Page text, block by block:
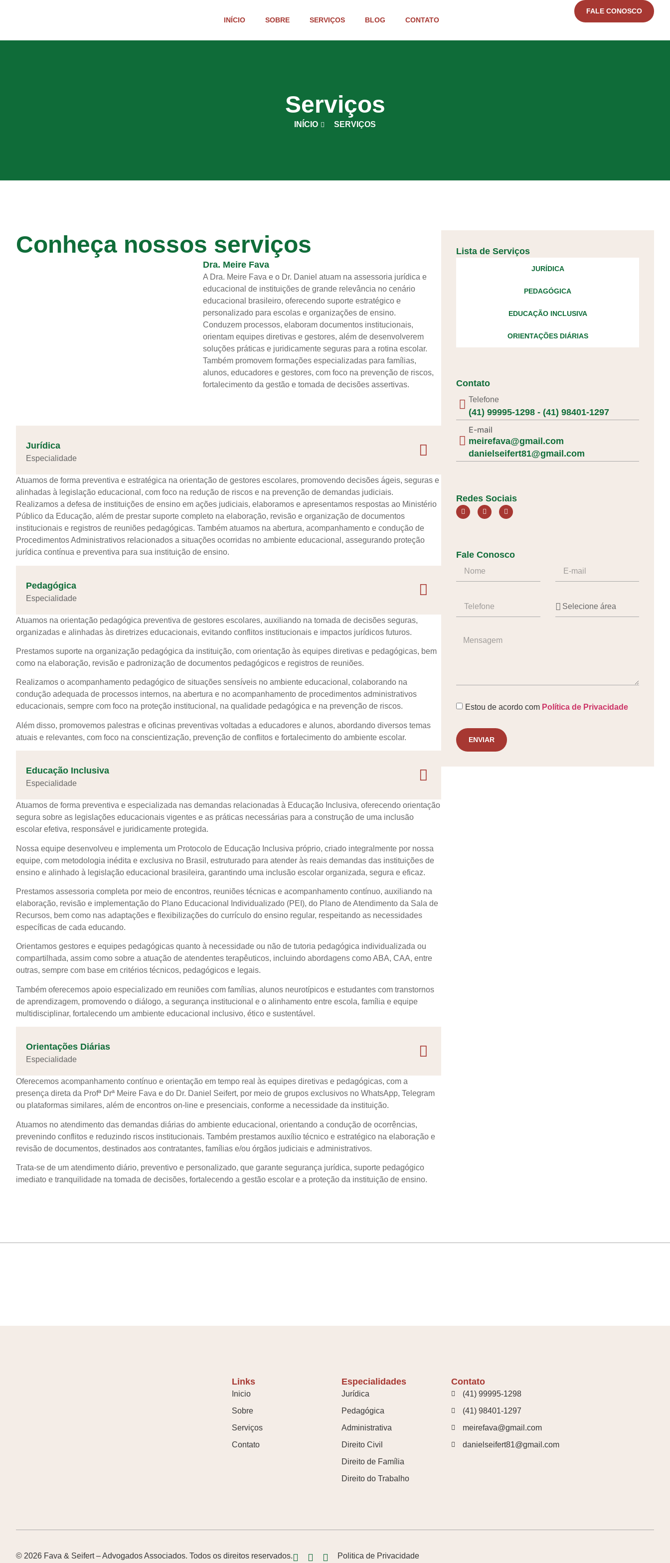
INÍCIO SOBRE SERVIÇOS BLOG CONTATO
FALE CONOSCO
Serviços
INÍCIO SERVIÇOS
Conheça nossos serviços
Dra. Meire Fava
A Dra. Meire Fava e o Dr. Daniel atuam na assessoria jurídica e
educacional de instituições de grande relevância no cenário
educacional brasileiro, oferecendo suporte estratégico e
personalizado para escolas e organizações de ensino.
Conduzem processos, elaboram documentos institucionais,
orientam equipes diretivas e gestores, além de desenvolverem
soluções práticas e juridicamente seguras para a rotina escolar.
Também promovem formações especializadas para famílias,
alunos, educadores e gestores, com foco na prevenção de riscos,
fortalecimento da gestão e tomada de decisões assertivas.
Jurídica
Especialidade
Atuamos de forma preventiva e estratégica na orientação de gestores escolares, promovendo decisões ágeis, seguras e
alinhadas à legislação educacional, com foco na redução de riscos e na prevenção de demandas judiciais.
Realizamos a defesa de instituições de ensino em ações judiciais, elaboramos e apresentamos respostas ao Ministério
Público da Educação, além de prestar suporte completo na elaboração, revisão e organização de documentos
institucionais e registros de reuniões pedagógicas. Também atuamos na abertura, acompanhamento e condução de
Procedimentos Administrativos relacionados a situações ocorridas no ambiente educacional, assegurando proteção
jurídica contínua e preventiva para sua instituição de ensino.
Pedagógica
Especialidade
Atuamos na orientação pedagógica preventiva de gestores escolares, auxiliando na tomada de decisões seguras,
organizadas e alinhadas às diretrizes educacionais, evitando conflitos institucionais e impactos jurídicos futuros.
Prestamos suporte na organização pedagógica da instituição, com orientação às equipes diretivas e pedagógicas, bem
como na elaboração, revisão e padronização de documentos pedagógicos e registros de reuniões.
Realizamos o acompanhamento pedagógico de situações sensíveis no ambiente educacional, colaborando na
condução adequada de processos internos, na abertura e no acompanhamento de procedimentos administrativos
educacionais, sempre com foco na proteção institucional, na qualidade pedagógica e na prevenção de riscos.
Além disso, promovemos palestras e oficinas preventivas voltadas a educadores e alunos, abordando diversos temas
atuais e relevantes, com foco na conscientização, prevenção de conflitos e fortalecimento do ambiente escolar.
Educação Inclusiva
Especialidade
Atuamos de forma preventiva e especializada nas demandas relacionadas à Educação Inclusiva, oferecendo orientação
segura sobre as legislações educacionais vigentes e as práticas necessárias para a construção de uma inclusão
escolar efetiva, responsável e juridicamente protegida.
Nossa equipe desenvolveu e implementa um Protocolo de Educação Inclusiva próprio, criado integralmente por nossa
equipe, com metodologia inédita e exclusiva no Brasil, estruturado para atender às reais demandas das instituições de
ensino e alinhado à legislação educacional brasileira, garantindo uma inclusão escolar organizada, segura e eficaz.
Prestamos assessoria completa por meio de encontros, reuniões técnicas e acompanhamento contínuo, auxiliando na
elaboração, revisão e implementação do Plano Educacional Individualizado (PEI), do Plano de Atendimento da Sala de
Recursos, bem como nas adaptações e flexibilizações do currículo do ensino regular, respeitando as necessidades
específicas de cada educando.
Orientamos gestores e equipes pedagógicas quanto à necessidade ou não de tutoria pedagógica individualizada ou
compartilhada, assim como sobre a atuação de atendentes terapêuticos, incluindo abordagens como ABA, CAA, entre
outras, sempre com base em critérios técnicos, pedagógicos e legais.
Também oferecemos apoio especializado em reuniões com famílias, alunos neurotípicos e estudantes com transtornos
de aprendizagem, promovendo o diálogo, a segurança institucional e o alinhamento entre escola, família e equipe
multidisciplinar, fortalecendo um ambiente educacional inclusivo, ético e sustentável.
Orientações Diárias
Especialidade
Oferecemos acompanhamento contínuo e orientação em tempo real às equipes diretivas e pedagógicas, com a
presença direta da Profª Drª Meire Fava e do Dr. Daniel Seifert, por meio de grupos exclusivos no WhatsApp, Telegram
ou plataformas similares, além de encontros on-line e presenciais, conforme a necessidade da instituição.
Atuamos no atendimento das demandas diárias do ambiente educacional, orientando a condução de ocorrências,
prevenindo conflitos e reduzindo riscos institucionais. Também prestamos auxílio técnico e estratégico na elaboração e
revisão de documentos, destinados aos contratantes, famílias e/ou órgãos judiciais e administrativos.
Trata-se de um atendimento diário, preventivo e personalizado, que garante segurança jurídica, suporte pedagógico
imediato e tranquilidade na tomada de decisões, fortalecendo a gestão escolar e a proteção da instituição de ensino.
Lista de Serviços
JURÍDICA
PEDAGÓGICA
EDUCAÇÃO INCLUSIVA
ORIENTAÇÕES DIÁRIAS
Contato
Telefone
(41) 99995-1298 - (41) 98401-1297
E-mail
meirefava@gmail.com
danielseifert81@gmail.com
Redes Sociais
Fale Conosco
Estou de acordo com Política de Privacidade
ENVIAR
Links
Inicio
Sobre
Serviços
Contato
Especialidades
Jurídica
Pedagógica
Administrativa
Direito Civil
Direito de Família
Direito do Trabalho
Contato
(41) 99995-1298
(41) 98401-1297
meirefava@gmail.com
danielseifert81@gmail.com
© 2026 Fava & Seifert – Advogados Associados. Todos os direitos reservados. Politica de Privacidade